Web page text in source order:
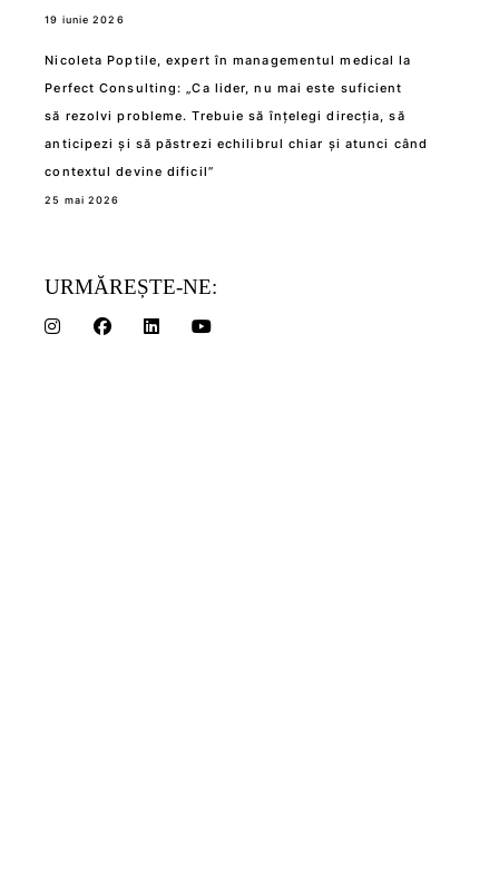
19 iunie 2026
Nicoleta Poptile, expert în managementul medical la
Perfect Consulting: „Ca lider, nu mai este suficient
să rezolvi probleme. Trebuie să înțelegi direcția, să
anticipezi și să păstrezi echilibrul chiar și atunci când
contextul devine dificil”
25 mai 2026
URMĂREȘTE-NE: